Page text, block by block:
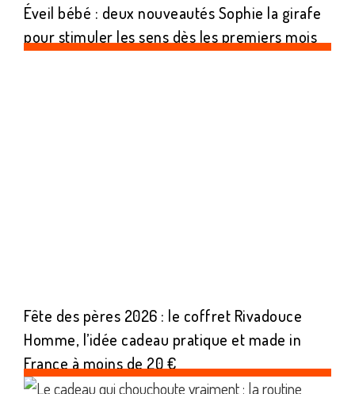
Éveil bébé : deux nouveautés Sophie la girafe
pour stimuler les sens dès les premiers mois
Fête des pères 2026 : le coffret Rivadouce
Homme, l’idée cadeau pratique et made in
France à moins de 20 €